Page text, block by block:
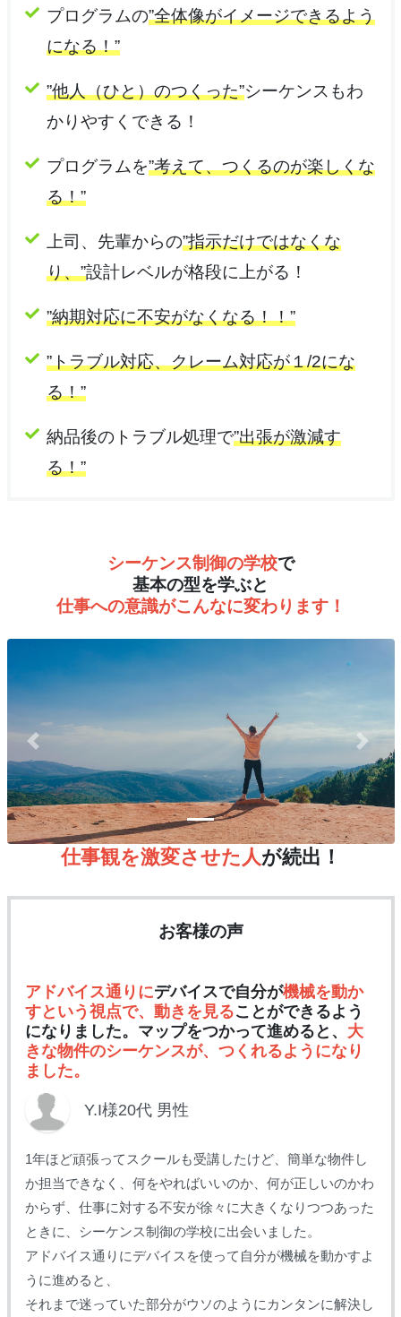
プログラムの”全体像がイメージできるよう
になる！”
”他人（ひと）のつくった”シーケンスもわ
かりやすくできる！
プログラムを”考えて、つくるのが楽しくな
る！”
上司、先輩からの”指示だけではなくな
り、”設計レベルが格段に上がる！
”納期対応に不安がなくなる！！”
”トラブル対応、クレーム対応が１/2にな
る！”
納品後のトラブル処理で”出張が激減す
る！”
シーケンス制御の学校で
基本の型を学ぶと
仕事への意識がこんなに変わります！
Previous Next
仕事観を激変させた人が続出！
お客様の声
アドバイス通りにデバイスで自分が機械を動か
すという視点で、動きを見ることができるよう
になりました。マップをつかって進めると、 大
きな物件のシーケンスが、つくれるようになり
ました。
Y.I様20代 男性
1年ほど頑張ってスクールも受講したけど、簡単な物件し
か担当できなく、何をやればいいのか、何が正しいのかわ
からず、仕事に対する不安が徐々に大きくなりつつあった
ときに、シーケンス制御の学校に出会いました。
アドバイス通りにデバイスを使って自分が機械を動かすよ
うに進めると、
それまで迷っていた部分がウソのようにカンタンに解決し